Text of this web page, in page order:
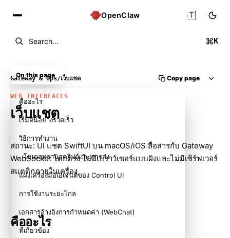
OpenClaw
Search... K
🇹🇭
Gateway & Ops/เว็บแชต Copy page
WEB INTERFACES
เว็บแชต
สถานะ: UI แชต SwiftUI บน macOS/iOS สื่อสารกับ Gateway
WebSocket โดยตรง ไม่มีเบราว์เซอร์แบบฝังและไม่มีเซิร์ฟเวอร์
สแตติกภายในเครื่อง
คืออะไร
On this page
คืออะไร
เริ่มต้นอย่างรวดเร็ว
วิธีการทำงาน
โมเดลทรานสคริปต์และการส่ง
แผงเครื่องมือเอเจนต์ของ Control UI
การใช้งานระยะไกล
เอกสารอ้างอิงการกำหนดค่า (WebChat)
ที่เกี่ยวข้อง